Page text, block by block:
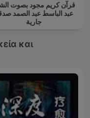
قرآن كريم مجود بصوت
عبد الباسط عبد الصمد
جارية
και